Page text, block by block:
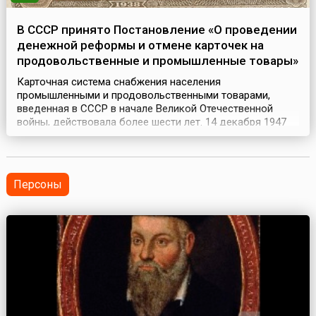
В СССР принято Постановление «О проведении
денежной реформы и отмене карточек на
продовольственные и промышленные товары»
Карточная система снабжения населения
промышленными и продовольственными товарами,
введенная в СССР в начале Великой Отечественной
войны, действовала более шести лет. 14 декабря 1947
года вышло Постановление Совета Министров СССР и
товары». Согласно этому документу все наличные
деньги граждан и орган...
Персоны